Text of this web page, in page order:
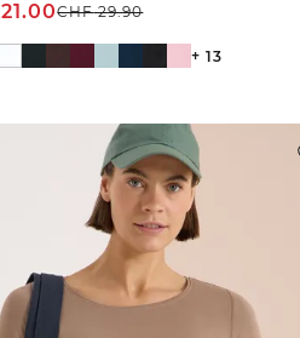
21.00CHF29.90
+ 13